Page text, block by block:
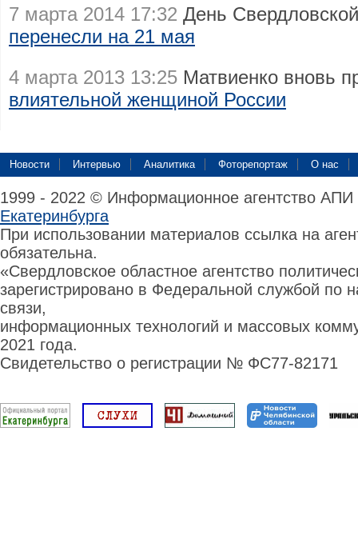
7 марта 2014 17:32 День
перенесли на 21 мая
4 марта 2013 13:25 Матвиенко вновь
влиятельной женщиной России
Новости Интервью Аналитика Фоторепортаж О нас
1999 - 2022 © Информационное агентство
Екатеринбурга
При использовании материалов ссылка на
обязательна.
«Свердловское областное агентство
зарегистрировано в Федеральной службой по
связи,
информационных технологий и массовых
2021 года.
Свидетельство о регистрации № ФС77-82171